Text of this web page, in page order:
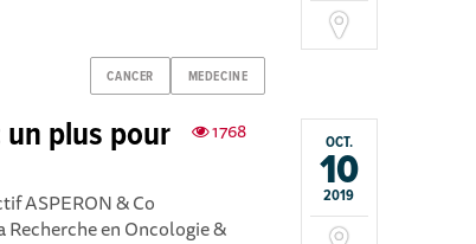
CANCER MEDECINE
OCT.
10
2019
1768
plus pour
ASPERON & Co
en Oncologie &